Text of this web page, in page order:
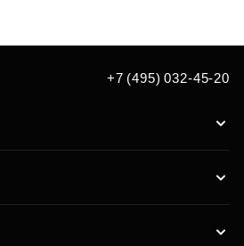
+7 (495) 032-45-20